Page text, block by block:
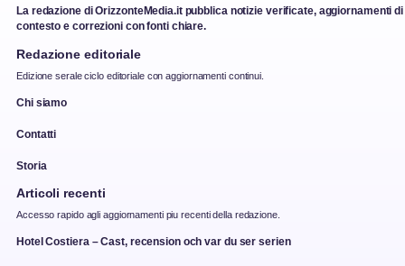
La redazione di OrizzonteMedia.it pubblica notizie verificate, aggiornamenti di
contesto e correzioni con fonti chiare.
Redazione editoriale
Edizione serale ciclo editoriale con aggiornamenti continui.
Chi siamo
Contatti
Storia
Articoli recenti
Accesso rapido agli aggiornamenti piu recenti della redazione.
Hotel Costiera – Cast, recension och var du ser serien